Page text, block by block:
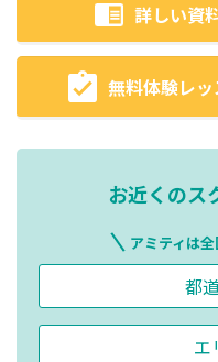
詳しい資
無料体験レ
お近くのス
アミティは
都
エ